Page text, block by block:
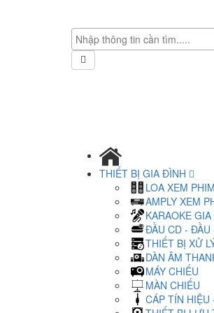
THIẾT BỊ GIA ĐÌNH
LOA XEM
AMPLY XEM
KARAOKE
ĐẦU CD - ĐẦU
THIẾT BỊ XỬ
DÀN ÂM
MÁY CHIẾU
MÀN CHIẾU
CÁP TÍN HIỆU